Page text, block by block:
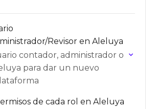
Revisor en Aleluya
contador, administrador o
para dar un nuevo
de cada rol en Aleluya